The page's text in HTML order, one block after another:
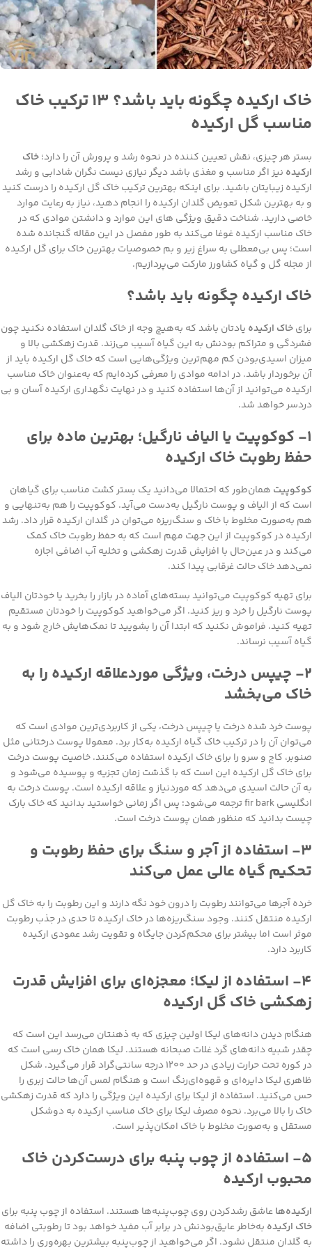
خاک ارکیده چگونه باید باشد؟ ۱۳ ترکیب خاک
مناسب گل ارکیده
بستر هر چیزی، نقش تعیین کننده در نحوه رشد و پرورش آن را دارد؛خاک
ارکیده نیز اگر مناسب و مغذی باشد دیگر نیازی نیست نگران شادابی و رشد
ارکیده زیبایتان باشید. برای اینکه بهترین ترکیب خاک گل ارکیده را درست کنید
و به بهترین شکل تعویض گلدان ارکیده را انجام دهید، نیاز به رعایت موارد
خاصی دارید. شناخت دقیق ویژگی های این موارد و دانشتن موادی که در
خاک مناسب ارکیده غوغا می‌کند به طور مفصل در این مقاله گنجانده شده
است؛ پس بی‌معطلی به سراغ زیر و بم خصوصیات بهترین خاک برای گل ارکیده
از مجله گل و گیاه کشاورز مارکت می‌پردازیم.
خاک ارکیده چگونه باید باشد؟
برایخاک ارکیده یادتان باشد که به‌هیچ وجه از خاک گلدان استفاده نکنید چون
فشردگی و متراکم‌ بودنش به این گیاه آسیب می‌زند. قدرت زهکشی بالا و
میزان اسیدی‌بودن کم مهم‌ترین ویژگی‌هایی است که خاک گل ارکیده باید از
آن برخوردار باشد. در ادامه موادی را معرفی کرده‌ایم که به‌عنوان خاک مناسب
ارکیده می‌توانید از آن‌ها استفاده کنید و در نهایت نگهداری ارکیده آسان و بی
دردسر خواهد شد.
۱- کوکوپیت یا الیاف نارگیل؛ بهترین ماده برای
حفظ رطوبت خاک ارکیده
کوکوپیت همان‌طور که احتمالا می‌دانید یک بستر کشت مناسب برای گیاهان
است که از الیاف و پوست نارگیل به‌دست می‌آید. کوکوپیت را هم به‌تنهایی و
هم به‌صورت مخلوط با خاک و سنگ‌ریزه می‌توان در گلدان ارکیده قرار داد. رشد
ارکیده در کوکوپیت از این جهت مهم است که به حفظ رطوبت خاک کمک
می‌کند و در عین‌حال با افزایش قدرت زهکشی و تخلیه آب اضافی اجازه
نمی‌دهد خاک حالت غرقابی پیدا کند.
برای تهیه کوکوپیت می‌توانید بسته‌های آماده در بازار را بخرید یا خودتان الیاف
پوست نارگیل را خرد و ریز کنید. اگر می‌خواهید کوکوپیت را خودتان مستقیم
تهیه کنید، فراموش نکنید که ابتدا آن را بشویید تا نمک‌هایش خارج شود و به
گیاه آسیب نرساند.
۲- چیپس درخت، ویژگی موردعلاقه ارکیده را به
خاک می‌بخشد
پوست خرد شده درخت یا چیپس درخت، یکی از کاربردی‌ترین موادی است که
می‌توان آن را در ترکیب خاک گیاه ارکیده به‌کار برد. معمولا پوست درختانی مثل
صنوبر، کاج و سرو را برای خاک ارکیده استفاده می‌کنند. خاصیت پوست درخت
برای خاک گل ارکیده این است که با گذشت زمان تجزیه و پوسیده می‌شود و
به آن حالت اسیدی می‌دهد که موردنیاز و علاقه ارکیده است. پوست درخت به
انگلیسی fir bark ترجمه می‌شود؛ پس اگر زمانی خواستید بدانید که خاک بارک
چیست بدانید که منظور همان پوست درخت است.
۳- استفاده از آجر و سنگ برای حفظ رطوبت و
تحکیم گیاه عالی عمل می‌کند
خرده آجرها می‌توانند رطوبت را درون خود نگه دارند و این رطوبت را به خاک گل
ارکیده منتقل کنند. وجود سنگ‌ریزه‌ها در خاک ارکیده تا حدی در جذب رطوبت
موثر است اما بیشتر برای محکم‌کردن جایگاه و تقویت رشد عمودی ارکیده
کاربرد دارد.
۴- استفاده از لیکا؛ معجزه‌ای برای افزایش قدرت
زهکشی خاک گل ارکیده
هنگام دیدن دانه‌های لیکا اولین چیزی که به ذهنتان می‌رسد این است که
چقدر شبیه دانه‌های گرد غلات صبحانه هستند. لیکا همان خاک رسی است که
در کوره تحت حرارت زیادی در حد ۱۲۰۰ درجه سانتی‌گراد قرار می‌گیرد. شکل
ظاهری لیکا دایره‌ای و قهوه‌ای‌رنگ است و هنگام لمس آن‌ها حالت زبری را
حس می‌کنید. استفاده از لیکا برای ارکیده این ویژگی را دارد که قدرت زهکشی
خاک را بالا می‌برد. نحوه مصرف لیکا برای خاک مناسب ارکیده به دوشکل
مستقل و به‌صورت مخلوط با خاک امکان‌پذیر است.
۵- استفاده از چوب پنبه برای درست‌کردن خاک
محبوب ارکیده
ارکیده‌هاعاشق رشد‌کردن روی چوب‌پنبه‌ها هستند. استفاده از چوب پنبه برای
خاک ارکیده به‌خاطر عایق‌بودنش در برابر آب مفید خواهد بود تا رطوبتی اضافه
به گلدان منتقل نشود. اگر می‌خواهید از چوب‌پنبه بیشترین بهره‌وری را داشته